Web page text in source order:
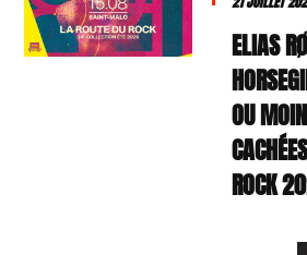
ELIAS
OU
ROCK